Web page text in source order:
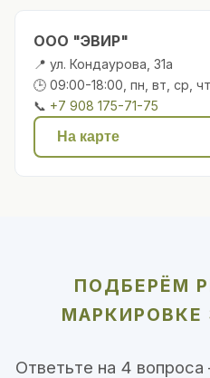
ООО "ЭВИР"
📍 ул. Кондаурова, 31а
🕒 09:00-18:00, пн, вт, ср,
📞 +7 908 175-71-75
На карте
ПОДБЕРЁМ
МАРКИРОВКЕ
Ответьте на 4